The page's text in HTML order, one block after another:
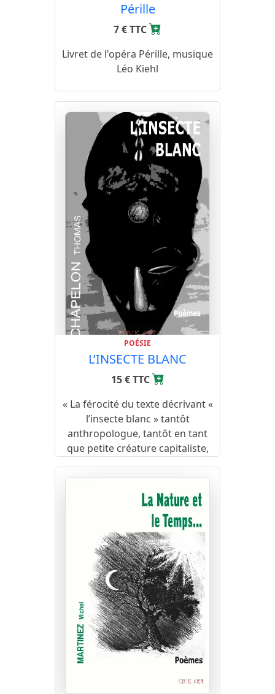
Pérille
7 € TTC
Livret de l'opéra Pérille, musique
Léo Kiehl
POÉSIE
L’INSECTE BLANC
15 € TTC
« La férocité du texte décrivant «
l’insecte blanc » tantôt
anthropologue, tantôt en tant
que petite créature capitaliste,
lyrisme de la langue qui célèbre
définitivement « la pure vérité
formelle des fétiches » et leur
profonde vitalité. »